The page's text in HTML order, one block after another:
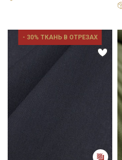
- 30% ТКАНЬ В ОТРЕЗАХ
Электронная почта
Ознакомлен(а) с
Политикой
данных
и даю
Согласие на
данных
Даю
Согласие на
информационных рассылок